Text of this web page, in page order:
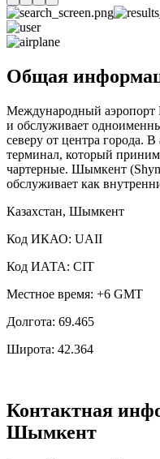
Общая
Международный аэропорт
и обслуживает
северу от центра города.
терминал, который
чартерные. Шымкент
обслуживает как
Казахстан, Шымкент
Код ИКАО: UAII
Код ИАТА: CIT
Местное время: +6 GMT
Долгота: 69.465
Широта: 42.364
Контактная
Шымкент